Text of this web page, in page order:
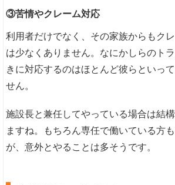
③苦情やクレーム対応
利用者だけでなく、その家族からもク
は少なくありません。なにかしらのト
きに対応するのはほとんど彼らといっ
せん。
施設長と兼任してやっている場合は結
ますね。もちろん専任で働いている方
が、意外とやることは多そうです。